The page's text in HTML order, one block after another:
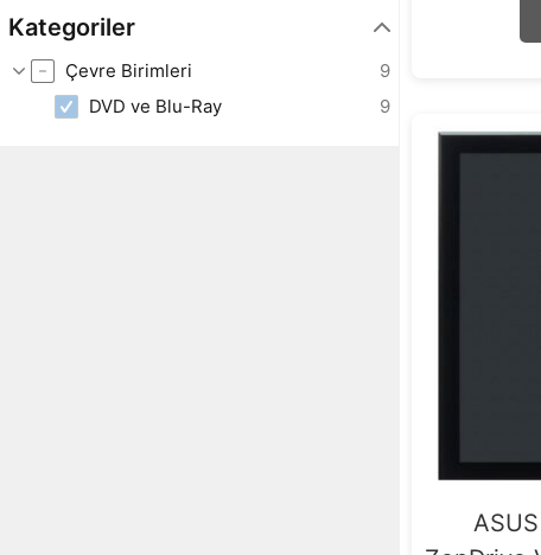
Kategoriler
Çevre Birimleri
9
DVD ve Blu-Ray
9